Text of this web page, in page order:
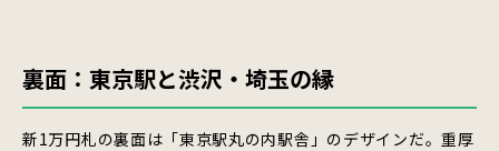
裏面：東京駅と渋沢・埼玉の縁
新1万円札の裏面は「東京駅丸の内駅舎」のデザインだ。重厚